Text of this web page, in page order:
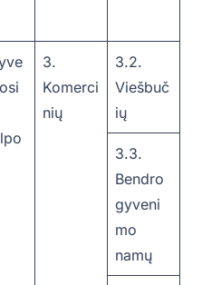
3.
Komerci
nių
3.2.
Viešbuč
ių
3.3.
Bendro
gyveni
mo
namų